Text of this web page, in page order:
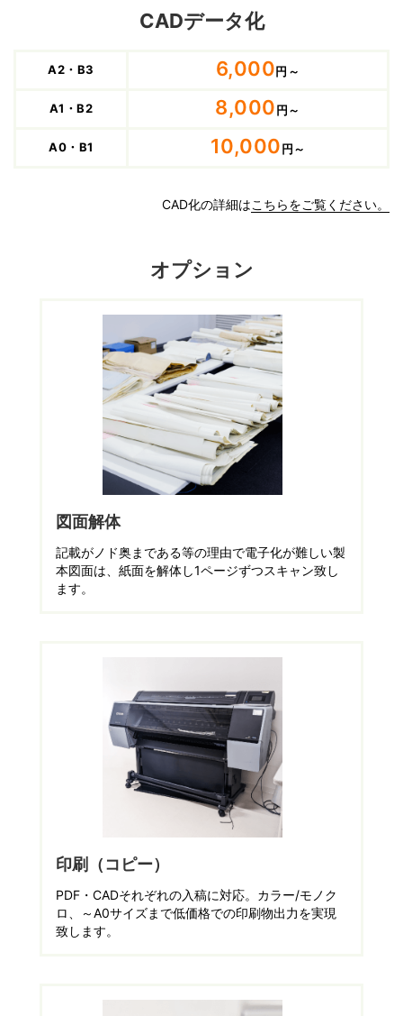
CADデータ化
A2・B3 6,000円～
A1・B2 8,000円～
A0・B1 10,000円～
CAD化の詳細はこちらをご覧ください。
オプション
図面解体
記載がノド奥まである等の理由で電子化が難しい製
本図面は、紙面を解体し1ページずつスキャン致し
ます。
印刷（コピー）
PDF・CADそれぞれの入稿に対応。カラー/モノク
ロ、～A0サイズまで低価格での印刷物出力を実現
致します。